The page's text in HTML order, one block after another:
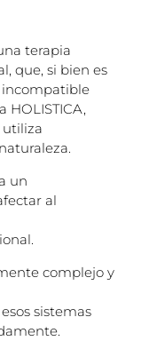
terapia
que, si bien es
incompatible
utiliza
un
al
complejo y
sistemas